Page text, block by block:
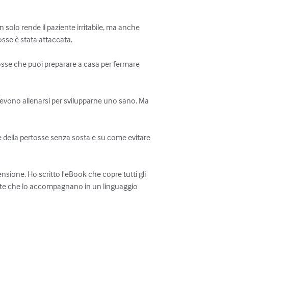
solo rende il paziente irritabile, ma anche
è stata attaccata.
che puoi preparare a casa per fermare
allenarsi per svilupparne uno sano. Ma
pertosse senza sosta e su come evitare
Ho scritto l'eBook che copre tutti gli
che lo accompagnano in un linguaggio